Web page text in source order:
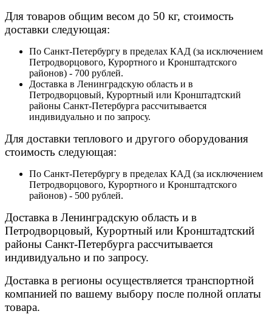
Для товаров общим весом до 50 кг, стоимость
доставки следующая:
По Санкт-Петербургу в пределах КАД (за исключением
Петродворцового, Курортного и Кронштадтского
районов) - 700 рублей.
Доставка в Ленинградскую область и в
Петродворцовый, Курортный или Кронштадтский
районы Санкт-Петербурга рассчитывается
индивидуально и по запросу.
Для доставки теплового и другого оборудования
стоимость следующая:
По Санкт-Петербургу в пределах КАД (за исключением
Петродворцового, Курортного и Кронштадтского
районов) - 500 рублей.
Доставка в Ленинградскую область и в
Петродворцовый, Курортный или Кронштадтский
районы Санкт-Петербурга рассчитывается
индивидуально и по запросу.
Доставка в регионы осуществляется транспортной
компанией по вашему выбору после полной оплаты
товара.